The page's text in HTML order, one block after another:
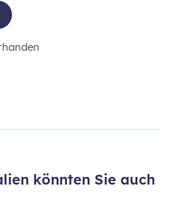
könnten Sie auch